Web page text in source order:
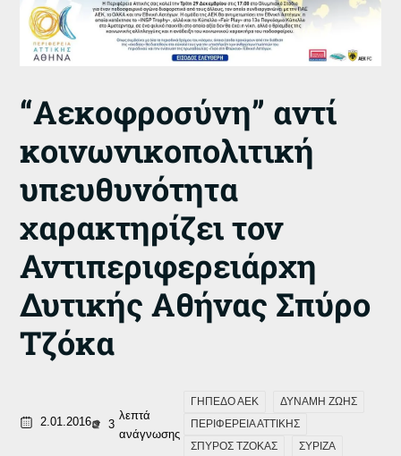
“Αεκοφροσύνη” αντί
κοινωνικοπολιτική
υπευθυνότητα
χαρακτηρίζει τον
Αντιπεριφερειάρχη
Δυτικής Αθήνας Σπύρο
Τζόκα
2.01.2016 3
λεπτά
ανάγνωσης
ΓΗΠΕΔΟ ΑΕΚ
ΔΥΝΑΜΗ ΖΩΗΣ
ΠΕΡΙΦΕΡΕΙΑ ΑΤΤΙΚΗΣ
ΣΠΥΡΟΣ ΤΖΟΚΑΣ
ΣΥΡΙΖΑ